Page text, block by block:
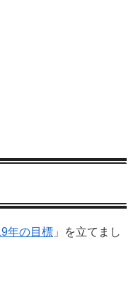
年の目標 」を立てまし